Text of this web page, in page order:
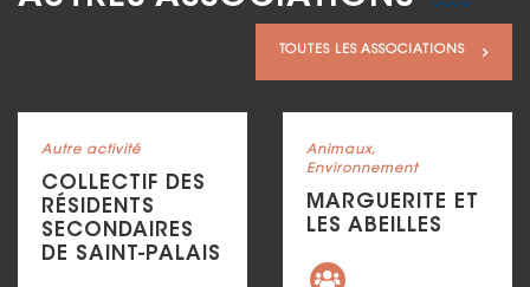
TOUTES LES ASSOCIATIONS
Catégorie : "
Autre activité
COLLECTIF DES
RÉSIDENTS
SECONDAIRES
DE SAINT-PALAIS
Catégorie : "
Animaux,
Environnement
MARGUERITE ET
LES ABEILLES